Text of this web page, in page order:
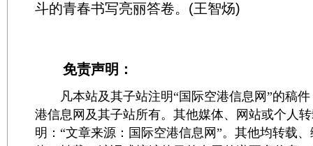
斗的青春书写亮丽答卷。(王智炀)
免责声明：
凡本站及其子站注明“国际空港信息网”的稿件
港信息网及其子站所有。其他媒体、网站或个人
明：“文章来源：国际空港信息网”。其他均转载